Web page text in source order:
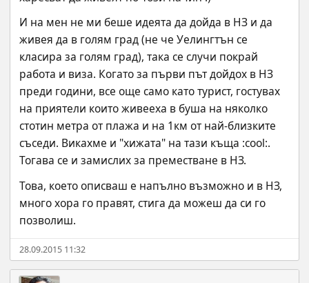
И на мен не ми беше идеята да дойда в НЗ и да
живея да в голям град (не че Уелингтън сe
класира за голям град), така се случи покрай
работа и виза. Когато за първи път дойдох в НЗ
преди години, все още само като турист, гостувах
на приятели които живееха в буша на няколко
стотин метра от плажа и на 1км от най-близките
съседи. Викахме и "хижата" на тази къща :cool:.
Тогава се и замислих за преместване в НЗ.
Това, което описваш е напълно възможно и в НЗ,
много хора го правят, стига да можеш да си го
позволиш.
28.09.2015 11:32